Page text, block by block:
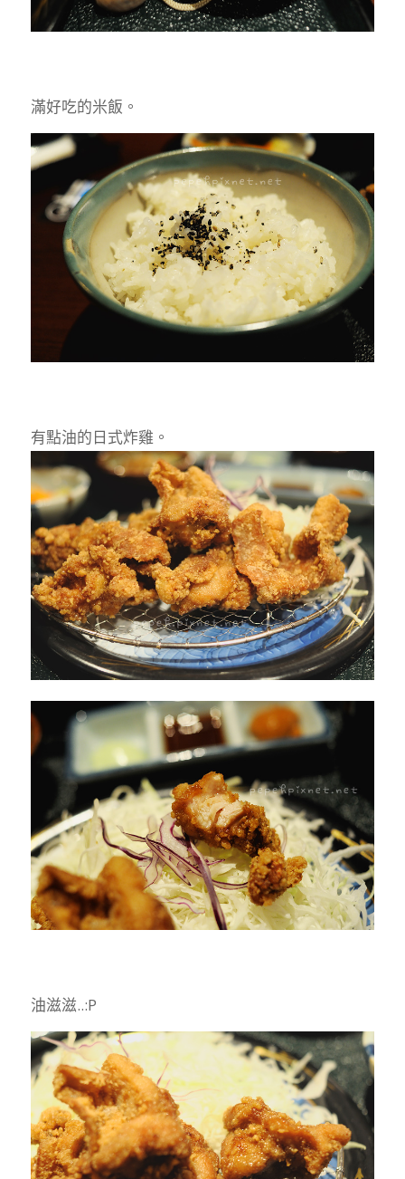
滿好吃的米飯。
有點油的日式炸雞。
油滋滋..:P